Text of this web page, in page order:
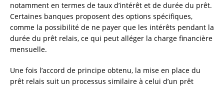
notamment en termes de taux d’intérêt et de durée du prêt.
Certaines banques proposent des options spécifiques,
comme la possibilité de ne payer que les intérêts pendant la
durée du prêt relais, ce qui peut alléger la charge financière
mensuelle.
Une fois l’accord de principe obtenu, la mise en place du
prêt relais suit un processus similaire à celui d’un prêt